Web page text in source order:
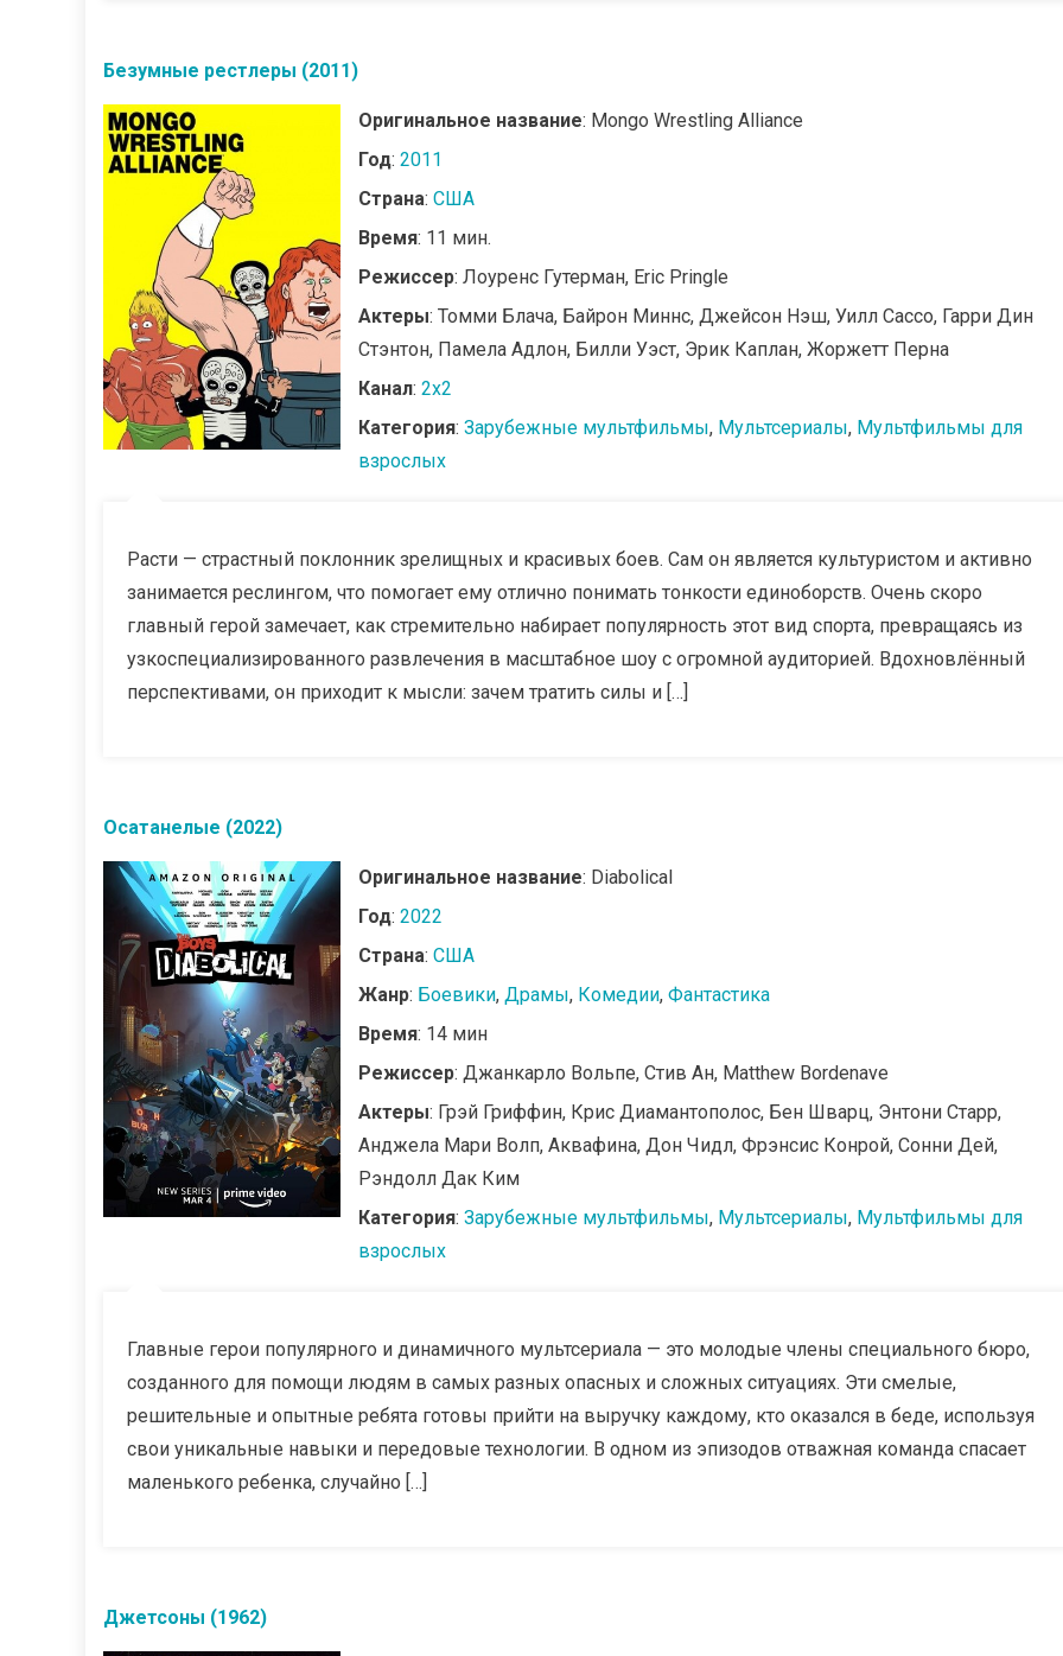
Безумные рестлеры (2011)
Оригинальное название: Mongo Wrestling Alliance
Год: 2011
Страна: США
Время: 11 мин.
Режиссер: Лоуренс Гутерман, Eric Pringle
Актеры: Томми Блача, Байрон Миннс, Джейсон Нэш, Уилл Сассо, Гарри Дин
Стэнтон, Памела Адлон, Билли Уэст, Эрик Каплан, Жоржетт Перна
Канал: 2x2
Категория: Зарубежные мультфильмы, Мультсериалы, Мультфильмы для
взрослых
Расти — страстный поклонник зрелищных и красивых боев. Сам он является культуристом и активно
занимается реслингом, что помогает ему отлично понимать тонкости единоборств. Очень скоро
главный герой замечает, как стремительно набирает популярность этот вид спорта, превращаясь из
узкоспециализированного развлечения в масштабное шоу с огромной аудиторией. Вдохновлённый
перспективами, он приходит к мысли: зачем тратить силы и […]
Осатанелые (2022)
Оригинальное название: Diabolical
Год: 2022
Страна: США
Жанр: Боевики, Драмы, Комедии, Фантастика
Время: 14 мин
Режиссер: Джанкарло Вольпе, Стив Ан, Matthew Bordenave
Актеры: Грэй Гриффин, Крис Диамантополос, Бен Шварц, Энтони Старр,
Анджела Мари Волп, Аквафина, Дон Чидл, Фрэнсис Конрой, Сонни Дей,
Рэндолл Дак Ким
Категория: Зарубежные мультфильмы, Мультсериалы, Мультфильмы для
взрослых
Главные герои популярного и динамичного мультсериала — это молодые члены специального бюро,
созданного для помощи людям в самых разных опасных и сложных ситуациях. Эти смелые,
решительные и опытные ребята готовы прийти на выручку каждому, кто оказался в беде, используя
свои уникальные навыки и передовые технологии. В одном из эпизодов отважная команда спасает
маленького ребенка, случайно […]
Джетсоны (1962)